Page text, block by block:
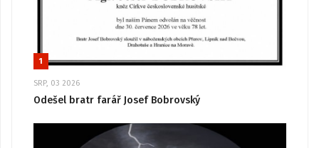
1
SRP, 03 2026
Odešel bratr farář Josef Bobrovský